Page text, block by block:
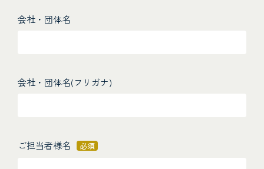
会社・団体名
会社・団体名(フリガナ)
ご担当者様名 必須